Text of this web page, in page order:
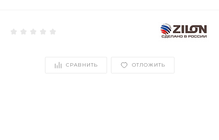
СРАВНИТЬ ОТЛОЖИТЬ